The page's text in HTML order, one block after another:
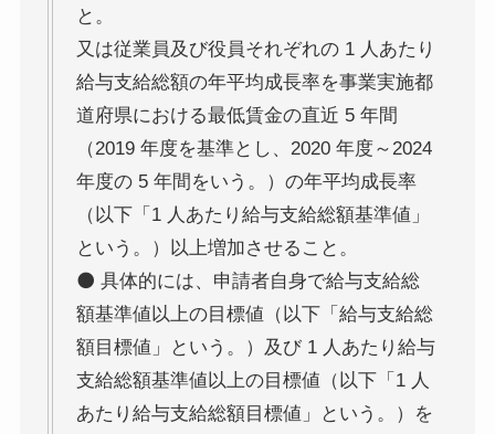
と。
又は従業員及び役員それぞれの 1 人あたり
給与支給総額の年平均成長率を事業実施都
道府県における最低賃金の直近 5 年間
（2019 年度を基準とし、2020 年度～2024
年度の 5 年間をいう。）の年平均成長率
（以下「1 人あたり給与支給総額基準値」
という。）以上増加させること。
⚫ 具体的には、申請者自身で給与支給総
額基準値以上の目標値（以下「給与支給総
額目標値」という。）及び 1 人あたり給与
支給総額基準値以上の目標値（以下「1 人
あたり給与支給総額目標値」という。）を